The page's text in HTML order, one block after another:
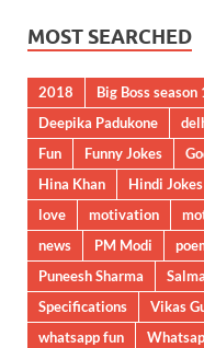
MOST SEARCHED
2018 Big Boss season
Deepika Padukone
Fun
Funny Jokes
Hina Khan
Hindi Jokes
love
motivation
news
PM Modi
Puneesh Sharma
Specifications
Vikas
whatsapp fun